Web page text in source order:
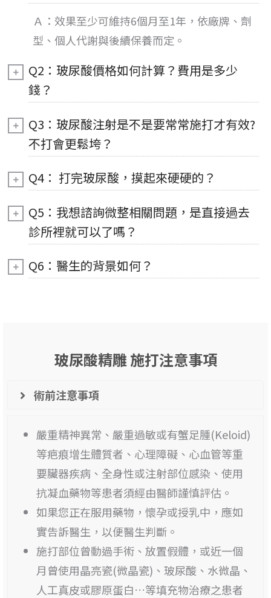
Ａ： 效果至少可維持6個月至1年，依廠牌、劑
型、個人代謝與後續保養而定。
Q2：玻尿酸價格如何計算？費用是多少
錢？
Q3：玻尿酸注射是不是要常常施打才有效?
不打會更鬆垮？
Q4： 打完玻尿酸，摸起來硬硬的？
Q5：我想諮詢微整相關問題，是直接過去
診所裡就可以了嗎？
Q6：醫生的背景如何？
玻尿酸精雕 施打注意事項
術前注意事項
嚴重精神異常、嚴重過敏或有蟹足腫(Keloid)
等疤痕增生體質者、心理障礙、心血管等重
要臟器疾病、全身性或注射部位感染、使用
抗凝血藥物等患者須經由醫師謹慎評估。
如果您正在服用藥物，懷孕或授乳中，應如
實告訴醫生，以便醫生判斷。
施打部位曾動過手術、放置假體，或近一個
月曾使用晶亮瓷(微晶瓷)、玻尿酸、水微晶、
人工真皮或膠原蛋白…等填充物治療之患者